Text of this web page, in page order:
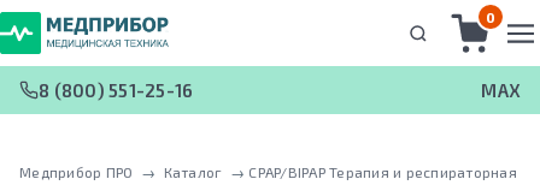
0
8 (800) 551-25-16 MAX
Медприбор ПРО → Каталог → CPAP/BIPAP Терапия и респираторная